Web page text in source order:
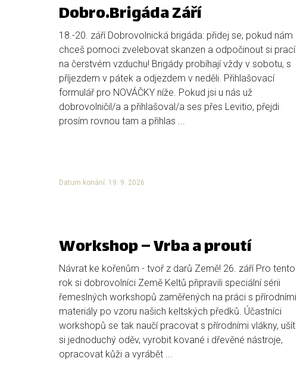
Dobro.Brigáda Září
18.-20. září Dobrovolnická brigáda: přidej se, pokud nám
chceš pomoci zvelebovat skanzen a odpočinout si prací
na čerstvém vzduchu! Brigády probíhají vždy v sobotu, s
příjezdem v pátek a odjezdem v neděli. Přihlašovací
formulář pro NOVÁČKY níže. Pokud jsi u nás už
dobrovolničil/a a přihlašoval/a ses přes Levitio, přejdi
prosím rovnou tam a přihlas ...
Datum konání: 19. 9. 2026
Workshop – Vrba a proutí
Návrat ke kořenům - tvoř z darů Země! 26. září Pro tento
rok si dobrovolníci Země Keltů připravili speciální sérii
řemeslných workshopů zaměřených na práci s přírodními
materiály po vzoru našich keltských předků. Účastníci
workshopů se tak naučí pracovat s přírodními vlákny, ušít
si jednoduchý oděv, vyrobit kované i dřevěné nástroje,
opracovat kůži a vyrábět ...